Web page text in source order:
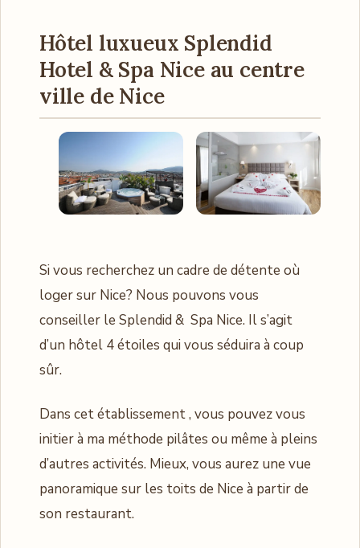
Hôtel luxueux Splendid
Hotel & Spa Nice au centre
ville de Nice
Si vous recherchez un cadre de détente où
loger sur Nice? Nous pouvons vous
conseiller le Splendid & Spa Nice. Il s’agit
d’un hôtel 4 étoiles qui vous séduira à coup
sûr.
Dans cet établissement , vous pouvez vous
initier à ma méthode pilâtes ou même à pleins
d’autres activités. Mieux, vous aurez une vue
panoramique sur les toits de Nice à partir de
son restaurant.